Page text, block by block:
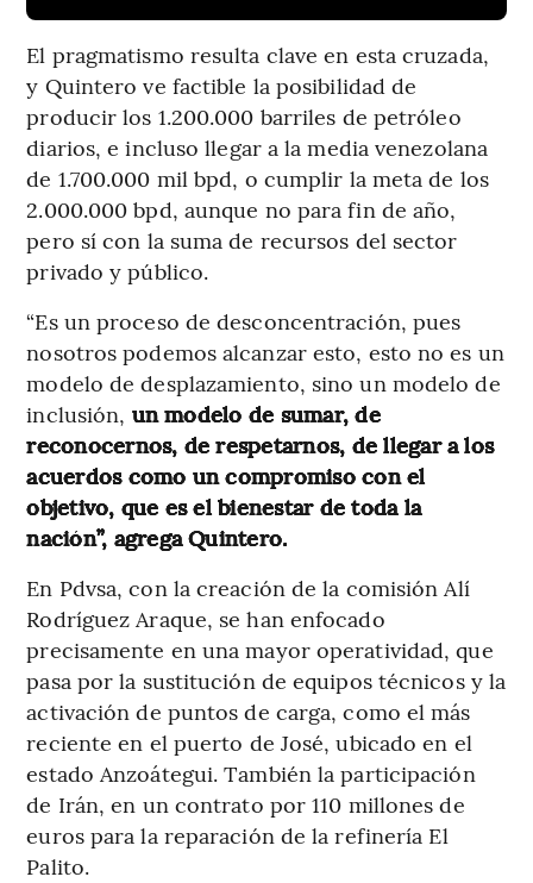
El pragmatismo resulta clave en esta cruzada,
y Quintero ve factible la posibilidad de
producir los 1.200.000 barriles de petróleo
diarios, e incluso llegar a la media venezolana
de 1.700.000 mil bpd, o cumplir la meta de los
2.000.000 bpd, aunque no para fin de año,
pero sí con la suma de recursos del sector
privado y público.
“Es un proceso de desconcentración, pues
nosotros podemos alcanzar esto, esto no es un
modelo de desplazamiento, sino un modelo de
inclusión, un modelo de sumar, de
reconocernos, de respetarnos, de llegar a los
acuerdos como un compromiso con el
objetivo, que es el bienestar de toda la
nación”, agrega Quintero.
En Pdvsa, con la creación de la comisión Alí
Rodríguez Araque, se han enfocado
precisamente en una mayor operatividad, que
pasa por la sustitución de equipos técnicos y la
activación de puntos de carga, como el más
reciente en el puerto de José, ubicado en el
estado Anzoátegui. También la participación
de Irán, en un contrato por 110 millones de
euros para la reparación de la refinería El
Palito.